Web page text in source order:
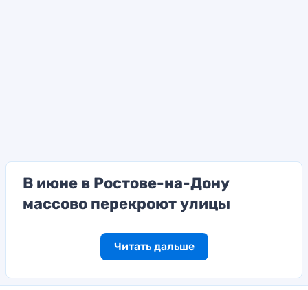
В июне в Ростове-на-Дону
массово перекроют улицы
Читать дальше